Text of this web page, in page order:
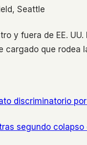
Seattle
y fuera de EE.
que rodea
discriminatorio
segundo